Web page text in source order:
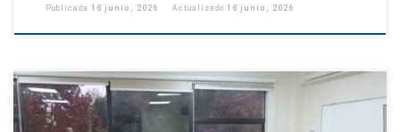
Publicada 18 junio, 2026 Actualizado 18 junio, 2026